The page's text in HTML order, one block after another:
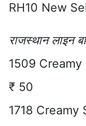
RH10 New
राजस्थान लाइन
1509 Creamy
₹ 50
1718 Creamy